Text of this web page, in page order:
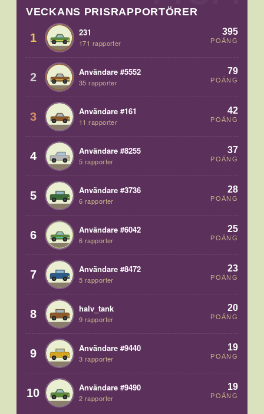
VECKANS PRISRAPPORTÖRER
1 231
171 rapporter
395
POÄNG
2 Användare #5552
35 rapporter
79
POÄNG
3 Användare #161
11 rapporter
42
POÄNG
4 Användare #8255
5 rapporter
37
POÄNG
5 Användare #3736
6 rapporter
28
POÄNG
6 Användare #6042
6 rapporter
25
POÄNG
7 Användare #8472
5 rapporter
23
POÄNG
8 halv_tank
9 rapporter
20
POÄNG
9 Användare #9440
3 rapporter
19
POÄNG
10 Användare #9490
2 rapporter
19
POÄNG